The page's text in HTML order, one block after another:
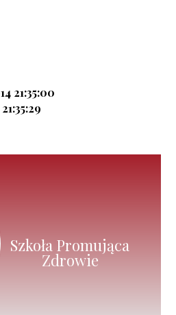
21:35:00
Szkoła Promująca
Zdrowie